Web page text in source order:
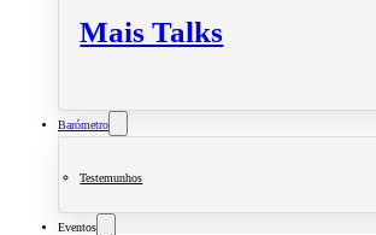
Mais Talks
Barómetro
Testemunhos
Eventos